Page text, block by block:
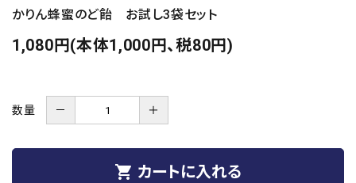
かりん蜂蜜のど飴 お試し3袋セット
1,080円(本体1,000円、税80円)
数量 － ＋
shopping_cart カートに入れる